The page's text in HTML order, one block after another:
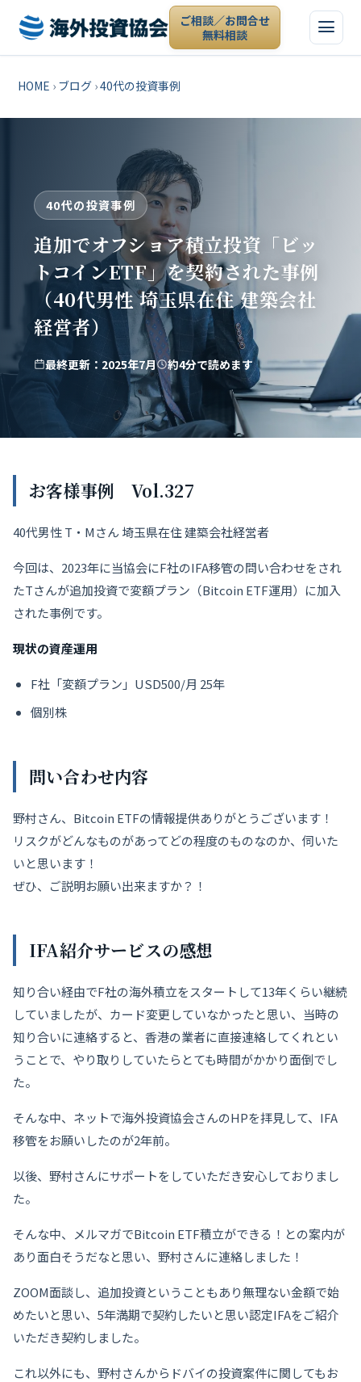
ご相談／お問合せ
無料相談
HOME › ブログ ›40代の投資事例
40代の投資事例
追加でオフショア積立投資「ビッ
トコインETF」を契約された事例
（40代男性 埼玉県在住 建築会社
経営者）
最終更新：2025年7月 約4分で読めます
お客様事例 Vol.327
40代男性 T・Mさん 埼玉県在住 建築会社経営者
今回は、2023年に当協会にF社のIFA移管の問い合わせをされ
たTさんが追加投資で変額プラン（Bitcoin ETF運用）に加入
された事例です。
現状の資産運用
F社「変額プラン」USD500/月 25年
個別株
問い合わせ内容
野村さん、Bitcoin ETFの情報提供ありがとうございます！
リスクがどんなものがあってどの程度のものなのか、伺いた
いと思います！
ぜひ、ご説明お願い出来ますか？！
IFA紹介サービスの感想
知り合い経由でF社の海外積立をスタートして13年くらい継続
していましたが、カード変更していなかったと思い、当時の
知り合いに連絡すると、香港の業者に直接連絡してくれとい
うことで、やり取りしていたらとても時間がかかり面倒でし
た。
そんな中、ネットで海外投資協会さんのHPを拝見して、IFA
移管をお願いしたのが2年前。
以後、野村さんにサポートをしていただき安心しておりまし
た。
そんな中、メルマガでBitcoin ETF積立ができる！との案内が
あり面白そうだなと思い、野村さんに連絡しました！
ZOOM面談し、追加投資ということもあり無理ない金額で始
めたいと思い、5年満期で契約したいと思い認定IFAをご紹介
いただき契約しました。
これ以外にも、野村さんからドバイの投資案件に関してもお